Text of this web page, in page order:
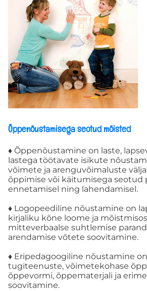
Avaleht
Teenused
KOOLITUSED
Spetsialistid
Õppenõustamisega seotud mõisted
♦ Õppenõustamine on laste,
lastega töötavate isikute
võimete ja arenguvõimaluste
õppimise või käitumisega seotud
ennetamisel ning lahendamisel.
♦ Logopeediline nõustamine on
kirjaliku kõne loome ja
mitteverbaalse suhtlemise
arendamise võtete soovitamine.
♦ Eripedagoogiline nõustamine
tugiteenuste, võimetekohase
õppevormi, õppematerjali ja
soovitamine.